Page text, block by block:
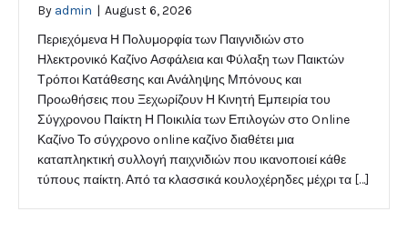
By admin | August 6, 2026
Περιεχόμενα Η Πολυμορφία των Παιγνιδιών στο
Ηλεκτρονικό Καζίνο Ασφάλεια και Φύλαξη των Παικτών
Τρόποι Κατάθεσης και Ανάληψης Μπόνους και
Προωθήσεις που Ξεχωρίζουν Η Κινητή Εμπειρία του
Σύγχρονου Παίκτη Η Ποικιλία των Επιλογών στο Online
Καζίνο Το σύγχρονο online καζίνο διαθέτει μια
καταπληκτική συλλογή παιχνιδιών που ικανοποιεί κάθε
τύπους παίκτη. Από τα κλασσικά κουλοχέρηδες μέχρι τα […]